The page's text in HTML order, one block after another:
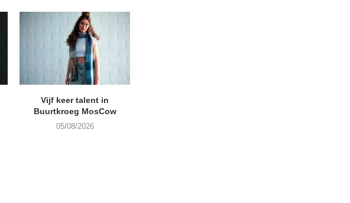
Vijf keer talent in
Buurtkroeg MosCow
05/08/2026